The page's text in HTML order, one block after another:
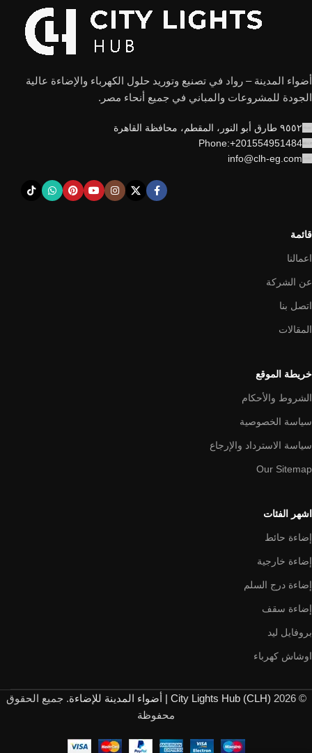
أضواء المدينة – رواد في تصنيع وتوريد حلول الكهرباء والإضاءة عالية
الجودة للمشروعات والمباني في جميع أنحاء مصر.
٩٥٥٢ طارق أبو النور، المقطم، محافظة القاهرة
Phone:+201554951484
info@clh-eg.com
قائمة
اعمالنا
عن الشركة
اتصل بنا
المقالات
خريطة الموقع
الشروط والأحكام
سياسة الخصوصية
سياسة الاسترداد والإرجاع
Our Sitemap
اشهر الفئات
إضاءة حائط
إضاءة خارجية
إضاءة درج السلم
إضاءة سقف
بروفايل ليد
اوشاش كهرباء
© 2026 City Lights Hub (CLH) | أضواء المدينة للإضاءة
. جميع الحقوق
محفوظة